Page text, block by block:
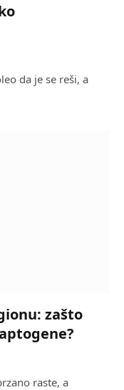
da je se reši, a
zašto
raste, a